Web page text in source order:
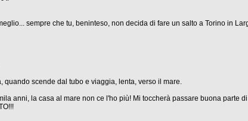
sempre che tu, beninteso, non decida di fare un salto a Torino in
quando scende dal tubo e viaggia, lenta, verso il mare.
anni, la casa al mare non ce l'ho più! Mi toccherà passare buona parte